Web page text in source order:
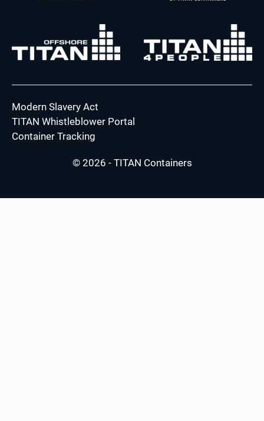
Modern Slavery Act
TITAN Whistleblower Portal
Container Tracking
© 2026 - TITAN Containers